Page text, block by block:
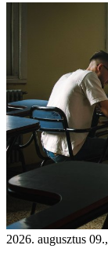
2026. augusztus